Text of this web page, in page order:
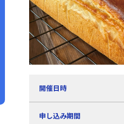
開催日時
申し込み期間